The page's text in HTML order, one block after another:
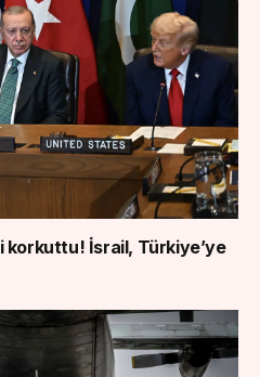
korkuttu! İsrail, Türkiye’ye